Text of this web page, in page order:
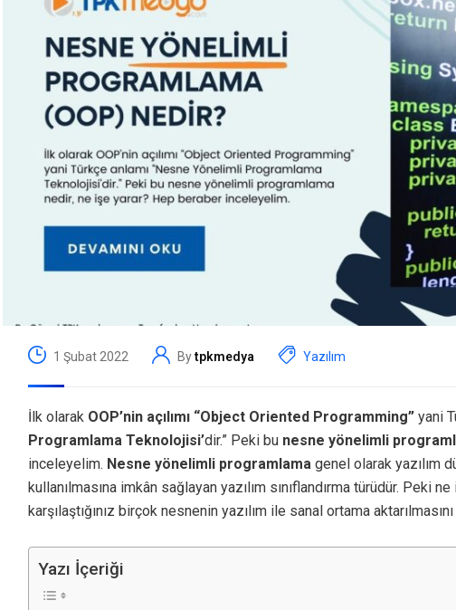
1 Şubat 2022 Bytpkmedya Yazılım
İlk olarak OOP’nin açılımı “Object Oriented Programming” yani
Programlama Teknolojisi’dir.” Peki bu nesne yönelimli
inceleyelim. Nesne yönelimli programlama genel olarak yazılım
kullanılmasına imkân sağlayan yazılım sınıflandırma türüdür. Peki
karşılaştığınız birçok nesnenin yazılım ile sanal ortama
Yazı İçeriği